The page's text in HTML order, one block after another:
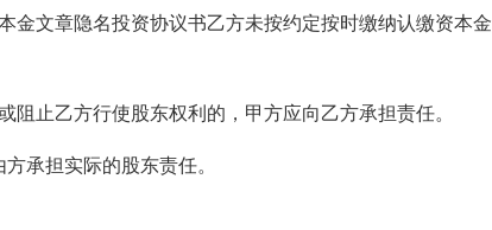
金文章隐名投资协议书乙方未按约定按时缴纳认缴资本金
阻止乙方行使股东权利的，甲方应向乙方承担责任。
承担实际的股东责任。